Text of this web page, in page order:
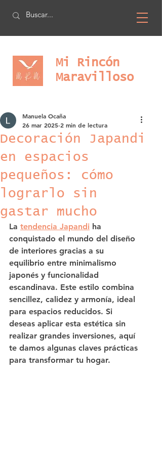
Mi Rincón
Maravilloso
Decoración Japandi
en espacios
pequeños: cómo
lograrlo sin
gastar mucho
Manuela Ocaña
26 mar 2025 2 min de lectura
La tendencia Japandi ha
conquistado el mundo del diseño
de interiores gracias a su
equilibrio entre minimalismo
japonés y funcionalidad
escandinava. Este estilo combina
sencillez, calidez y armonía, ideal
para espacios reducidos. Si
deseas aplicar esta estética sin
realizar grandes inversiones, aquí
te damos algunas claves prácticas
para transformar tu hogar.